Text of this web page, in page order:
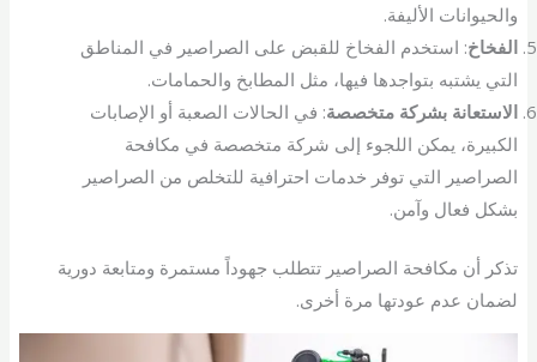
والحيوانات الأليفة.
الفخاخ: استخدم الفخاخ للقبض على الصراصير في المناطق
التي يشتبه بتواجدها فيها، مثل المطابخ والحمامات.
الاستعانة بشركة متخصصة: في الحالات الصعبة أو الإصابات
الكبيرة، يمكن اللجوء إلى شركة متخصصة في مكافحة
الصراصير التي توفر خدمات احترافية للتخلص من الصراصير
بشكل فعال وآمن.
تذكر أن مكافحة الصراصير تتطلب جهوداً مستمرة ومتابعة دورية
لضمان عدم عودتها مرة أخرى.